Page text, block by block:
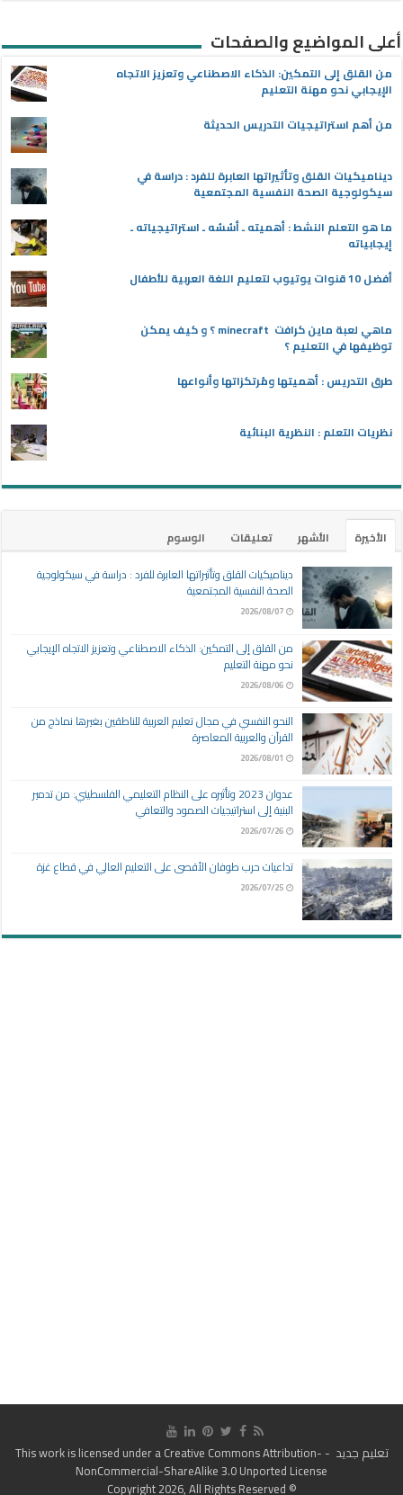
أعلى المواضيع والصفحات
من القلق إلى التمكين: الذكاء الاصطناعي وتعزيز الاتجاه
الإيجابي نحو مهنة التعليم
من أهم استراتيجيات التدريس الحديثة
ديناميكيات القلق وتأثيراتها العابرة للفرد : دراسة في
سيكولوجية الصحة النفسية المجتمعية
ما هو التعلم النشط : أهميته ـ أسُسُه ـ استراتيجياته ـ
إيجابياته
أفضل 10 قنوات يوتيوب لتعليم اللغة العربية للأطفال
ماهي لعبة ماين كرافت minecraft ؟ و كيف يمكن
توظيفها في التعليم ؟
طرق التدريس : أهميتها ومُرتكزاتها وأنواعها
نظريات التعلم : النظرية البنائية
الأخيرة الأشهر تعليقات
الوسوم
ديناميكيات القلق وتأثيراتها العابرة للفرد : دراسة في سيكولوجية
الصحة النفسية المجتمعية
2026/08/07
من القلق إلى التمكين: الذكاء الاصطناعي وتعزيز الاتجاه الإيجابي
نحو مهنة التعليم
2026/08/06
النحو النفسي في مجال تعليم العربية للناطقين بغيرها نماذج من
القرآن والعربية المعاصرة
2026/08/01
عدوان 2023 وتأثيره على النظام التعليمي الفلسطيني: من تدمير
البنية إلى استراتيجيات الصمود والتعافي
2026/07/26
تداعيات حرب طوفان الأقصى على التعليم العالي في قطاع غزة
2026/07/25
تعليم جديد - This work is licensed under a
Creative Commons Attribution-
NonCommercial-ShareAlike 3.0 Unported License
© Copyright 2026, All Rights Reserved